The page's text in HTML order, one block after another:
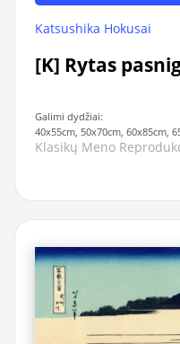
Katsushika Hokusai
[K] Rytas
Galimi dydžiai:
40x55cm, 50x70cm, 60x85cm,
Klasikų Meno